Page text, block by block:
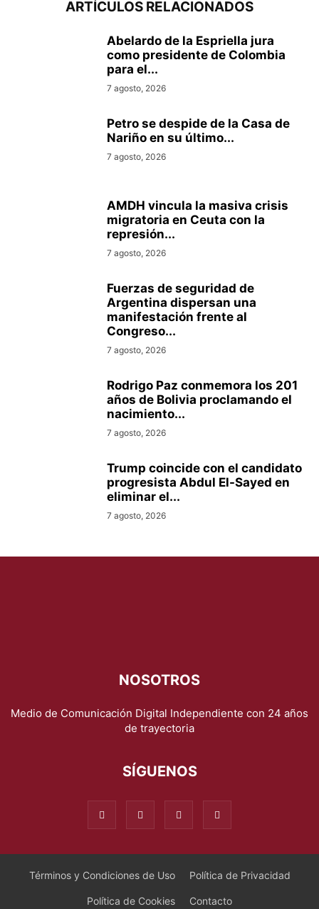
ARTÍCULOS RELACIONADOS
Abelardo de la Espriella jura
como presidente de Colombia
para el...
7 agosto, 2026
Petro se despide de la Casa de
Nariño en su último...
7 agosto, 2026
AMDH vincula la masiva crisis
migratoria en Ceuta con la
represión...
7 agosto, 2026
Fuerzas de seguridad de
Argentina dispersan una
manifestación frente al
Congreso...
7 agosto, 2026
Rodrigo Paz conmemora los 201
años de Bolivia proclamando el
nacimiento...
7 agosto, 2026
Trump coincide con el candidato
progresista Abdul El-Sayed en
eliminar el...
7 agosto, 2026
NOSOTROS
Medio de Comunicación Digital Independiente con 24 años
de trayectoria
SÍGUENOS
Términos y Condiciones de Uso Política de Privacidad
Política de Cookies Contacto